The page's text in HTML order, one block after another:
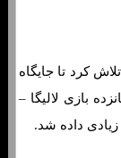
کرد تا جایگاه
بازی لالیگا –
داده شد.